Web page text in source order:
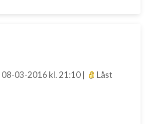
08-03-2016 kl. 21:10 | Låst